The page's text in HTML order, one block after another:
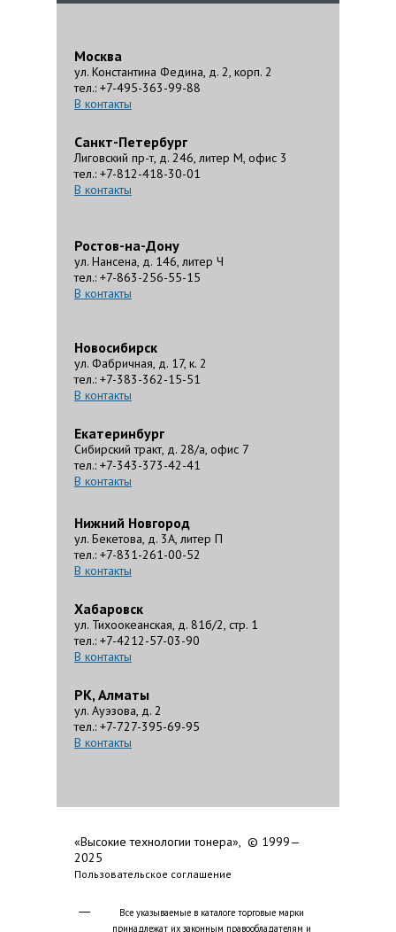
Москва
ул. Константина Федина, д. 2, корп. 2
тел.: +7-495-363-99-88
В контакты
Санкт-Петербург
Лиговский пр-т, д. 246, литер М, офис 3
тел.: +7-812-418-30-01
В контакты
Ростов-на-Дону
ул. Нансена, д. 146, литер Ч
тел.: +7-863-256-55-15
В контакты
Новосибирск
ул. Фабричная, д. 17, к. 2
тел.: +7-383-362-15-51
В контакты
Екатеринбург
Сибирский тракт, д. 28/а, офис 7
тел.: +7-343-373-42-41
В контакты
Нижний Новгород
ул. Бекетова, д. 3А, литер П
тел.: +7-831-261-00-52
В контакты
Хабаровск
ул. Тихоокеанская, д. 81б/2, стр. 1
тел.: +7-4212-57-03-90
В контакты
РК, Алматы
ул. Ауэзова, д. 2
тел.: +7-727-395-69-95
В контакты
«Высокие технологии тонера», © 1999—
2025
Пользовательское соглашение
Все указываемые в каталоге торговые марки
принадлежат их законным правообладателям и